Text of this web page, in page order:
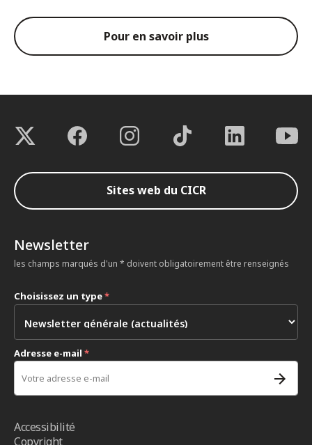
Pour en savoir plus
Sites web du CICR
Newsletter
les champs marqués d'un * doivent obligatoirement être renseignés
Choisissez un type*
Adresse e-mail *
Accessibilité
Copyright